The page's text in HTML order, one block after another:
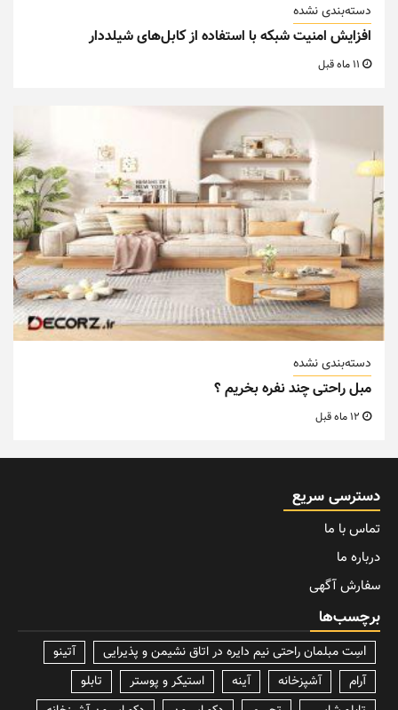
دسته‌بندی نشده
افزایش امنیت شبکه با استفاده از کابل‌های شیلددار
دسته‌بندی نشده
مبل راحتی چند نفره بخریم ؟
دسترسی سریع
تماس با ما
درباره ما
سفارش آگهی
برچسب‌ها
lسِت مبلمان راحتی نیم دایره در اتاق نشیمن و پذیرایی
آتینو
آرام
آشپزخانه آینه استیکر و پوستر
تابلو